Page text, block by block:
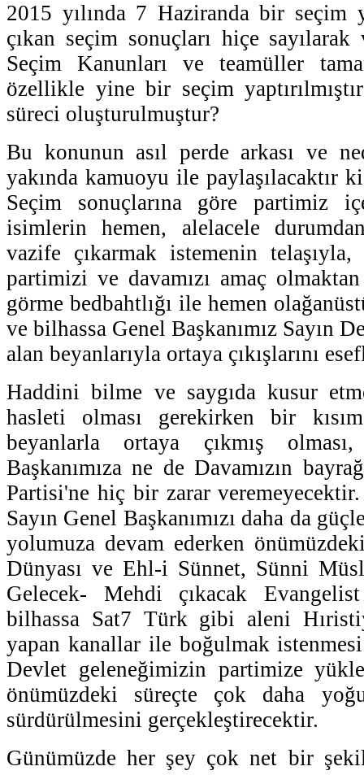
2015 yılında 7 Haziranda bir seçim
çıkan seçim sonuçları hiçe
Seçim Kanunları ve teamüller
özellikle yine bir seçim
süreci oluşturulmuştur?
Bu konunun asıl perde arkası ve
yakında kamuoyu ile paylaşılacaktır
Seçim sonuçlarına göre partimiz
isimlerin hemen, alelacele
vazife çıkarmak istemenin
partimizi ve davamızı amaç
görme bedbahtlığı ile hemen
ve bilhassa Genel Başkanımız Sayın
alan beyanlarıyla ortaya çıkışlarını
Haddini bilme ve saygıda kusur
hasleti olması gerekirken bir
beyanlarla ortaya çıkmış
Başkanımıza ne de Davamızın
Partisi'ne hiç bir zarar
Sayın Genel Başkanımızı daha da
yolumuza devam ederken
Dünyası ve Ehl-i Sünnet, Sünni
Gelecek- Mehdi çıkacak
bilhassa Sat7 Türk gibi aleni
yapan kanallar ile boğulmak
Devlet geleneğimizin partimize
önümüzdeki süreçte çok daha
sürdürülmesini gerçekleştirecektir.
Günümüzde her şey çok net bir